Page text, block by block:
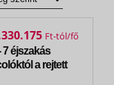
7 éjszakás
a rejtett
Ft